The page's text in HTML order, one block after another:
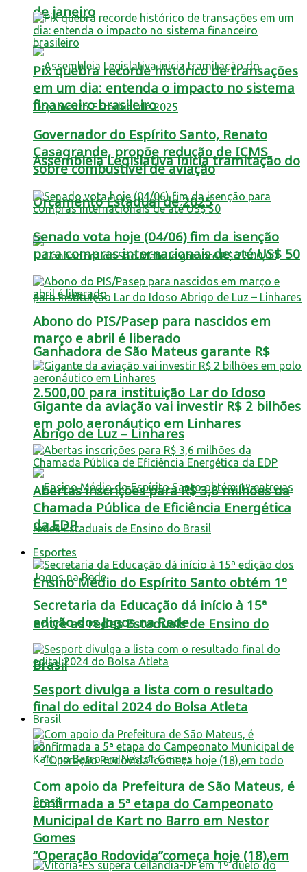
de janeiro
Assembleia Legislativa inicia tramitação do
Orçamento Estadual de 2025
Ganhadora de São Mateus garante R$
2.500,00 para instituição Lar do Idoso
Abrigo de Luz – Linhares
Ensino Médio do Espírito Santo obtém 1º
entre as redes Estaduais de Ensino do
Brasil
Brasil
“Operação Rodovida”começa hoje (18),em
Pix quebra recorde histórico de transações
em um dia: entenda o impacto no sistema
financeiro brasileiro
Governador do Espírito Santo, Renato
Casagrande, propõe redução de ICMS
sobre combustível de aviação
Senado vota hoje (04/06) fim da isenção
para compras internacionais de até US$ 50
Abono do PIS/Pasep para nascidos em
março e abril é liberado
Gigante da aviação vai investir R$ 2 bilhões
em polo aeronáutico em Linhares
Abertas inscrições para R$ 3,6 milhões da
Chamada Pública de Eficiência Energética
da EDP
Esportes
Secretaria da Educação dá início à 15ª
edição dos Jogos na Rede
Sesport divulga a lista com o resultado
final do edital 2024 do Bolsa Atleta
Com apoio da Prefeitura de São Mateus, é
confirmada a 5ª etapa do Campeonato
Municipal de Kart no Barro em Nestor
Gomes